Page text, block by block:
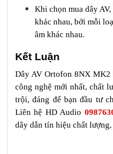
Khi chọn mua dây
khác nhau, bởi mỗi
âm khác nhau.
Kết Luận
Dây AV Ortofon 8NX MK2
công nghệ mới nhất, chất
trội, đáng để bạn đầu tư
Liên hệ HD Audio
dây dẫn tín hiệu chất